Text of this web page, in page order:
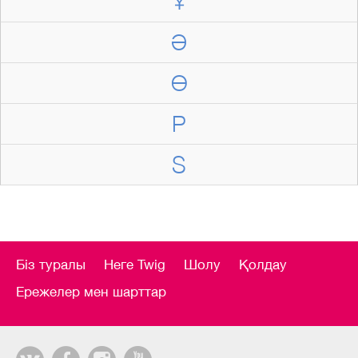
Ә
Ө
P
S
Біз туралы Неге Twig Шолу
Қолдау
Ережелер мен шарттар